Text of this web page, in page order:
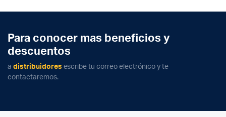
Para conocer mas beneficios y
descuentos
a distribuidores escribe tu correo electrónico y te
contactaremos.